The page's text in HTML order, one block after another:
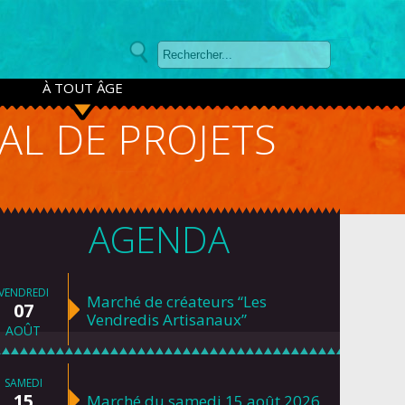
À TOUT ÂGE
DE PROJETS
AGENDA
07
AOÛT
Marché de créateurs “Les
Vendredis Artisanaux”
SAMEDI
Marché du samedi 15 août 2026